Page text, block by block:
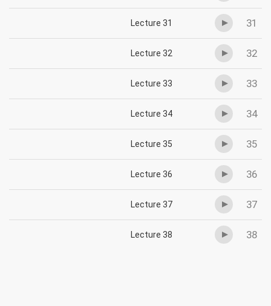
31
Lecture 31
32
Lecture 32
33
Lecture 33
34
Lecture 34
35
Lecture 35
36
Lecture 36
37
Lecture 37
38
Lecture 38